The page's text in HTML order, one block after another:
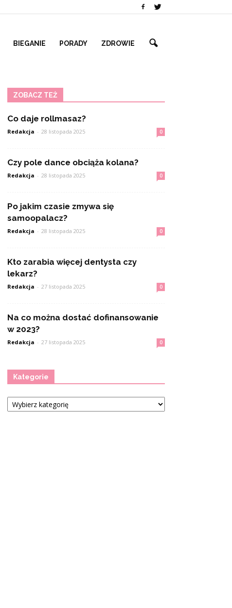
BIEGANIE PORADY ZDROWIE
ZOBACZ TEŻ
Co daje rollmasaz?
Redakcja - 28 listopada 2025 0
Czy pole dance obciąża kolana?
Redakcja - 28 listopada 2025 0
Po jakim czasie zmywa się
samoopalacz?
Redakcja - 28 listopada 2025 0
Kto zarabia więcej dentysta czy
lekarz?
Redakcja - 27 listopada 2025 0
Na co można dostać dofinansowanie
w 2023?
Redakcja - 27 listopada 2025 0
Kategorie
Kategorie